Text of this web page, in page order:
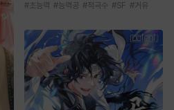
#초능력 #능력공 #적극수 #SF #거유